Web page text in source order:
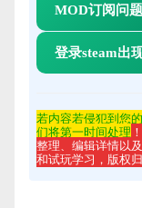
MOD订阅问题
登录steam出
若内容若侵犯到您
们将第一时间处理
整理、编辑详情以
和试玩学习，版权